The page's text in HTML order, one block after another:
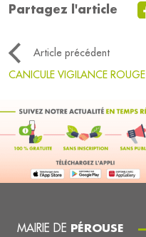
Partagez l'article
Article précédent
CANICULE VIGILANCE ROUGE
MAIRIE DE PÉROUSE